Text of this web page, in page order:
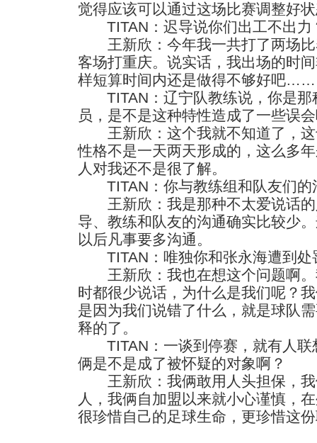
觉得应该可以通过这场比赛调整好
TITAN：迟导说你们出工不出力
王新欣：今年我一共打了两场比
客场打重庆。说实话，我出场的时
样短算时间内还是做得不够好吧……
TITAN：辽宁队教练说，你是那
员，是不是这种特性造成了一些误
王新欣：这个我就不知道了，这
性格不是一天两天形成的，这么多
人对我还不是很了解。
TITAN：你与教练组和队友们的
王新欣：我是那种不太爱说话的
导、教练和队友的沟通确实比较少
以后凡事要多沟通。
TITAN：唯独你和张永海遭到处
王新欣：我也在想这个问题啊。
时都很少说话，为什么是我们呢？
是因为我们说错了什么，就是球队
释的了。
TITAN：一谈到停赛，就有人联
俩是不是成了被怀疑的对象啊？
王新欣：我俩敢用人头担保，我
人，我俩自加盟以来就小心谨慎，
很珍惜自己的足球生命，更珍惜这